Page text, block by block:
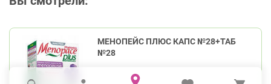
МЕНОПЕЙС ПЛЮС КАПС №28+ТАБ
№28